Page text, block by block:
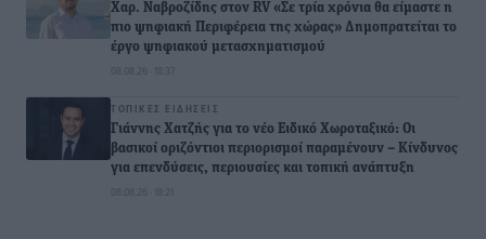
Χαρ. Ναβροζίδης στον RV «Σε τρία χρόνια θα είμαστε η
πιο ψηφιακή Περιφέρεια της χώρας» Δημοπρατείται το
έργο ψηφιακού μετασχηματισμού
08.08.26 · 18:37
ΤΟΠΙΚΈΣ ΕΙΔΉΣΕΙΣ
Γιάννης Χατζής για το νέο Ειδικό Χωροταξικό: Οι
βασικοί οριζόντιοι περιορισμοί παραμένουν – Κίνδυνος
για επενδύσεις, περιουσίες και τοπική ανάπτυξη
08.08.26 · 18:21